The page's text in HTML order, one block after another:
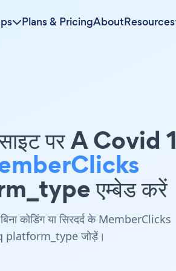
Plans & PricingAboutResources
पर A Covid
एम्बेड करें
कोडिंग या सिरदर्द के MemberClicks
platform_type जोड़ें।